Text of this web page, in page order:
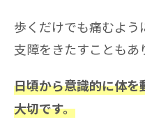
歩くだけでも痛むよ
支障をきたすこともあ
日頃から意識的に体
大切です。